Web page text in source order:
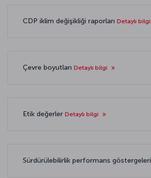
CDP iklim değişikliği raporları Detaylı bilgi
Çevre boyutları Detaylı bilgi
Etik değerler Detaylı bilgi
Sürdürülebilirlik performans göstergeleri